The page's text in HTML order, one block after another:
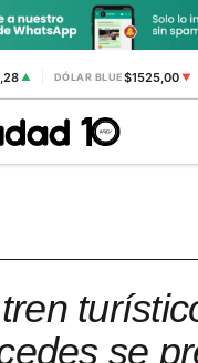
▲ DÓLAR BLUE$1525,00 ▼
se